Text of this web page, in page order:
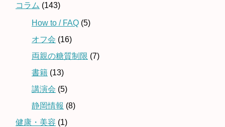
コラム (143)
How to / FAQ (5)
オフ会 (16)
両親の糖質制限 (7)
書籍 (13)
講演会 (5)
静岡情報 (8)
健康・美容 (1)